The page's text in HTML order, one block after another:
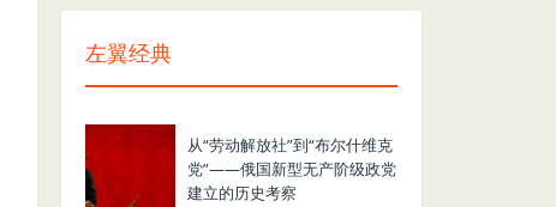
左翼经典
从“劳动解放社”到“布尔什维克
党”——俄国新型无产阶级政党
建立的历史考察